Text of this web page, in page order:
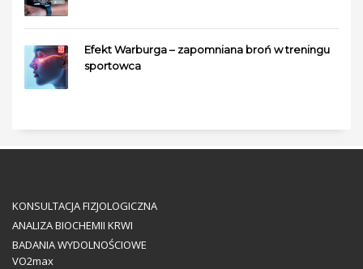
Efekt Warburga – zapomniana broń w treningu
sportowca
KONSULTACJA FIZJOLOGICZNA
ANALIZA BIOCHEMII KRWI
BADANIA WYDOLNOŚCIOWE
VO2max